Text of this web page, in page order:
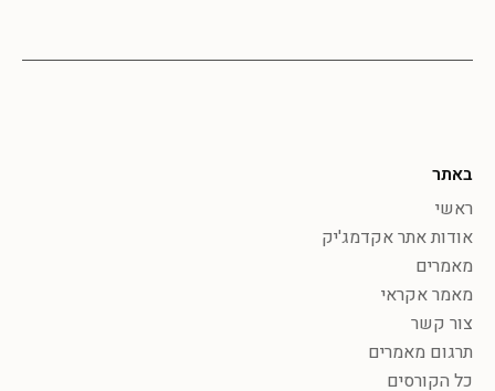
באתר
ראשי
אודות אתר אקדמג'יק
מאמרים
מאמר אקראי
צור קשר
תרגום מאמרים
כל הקורסים